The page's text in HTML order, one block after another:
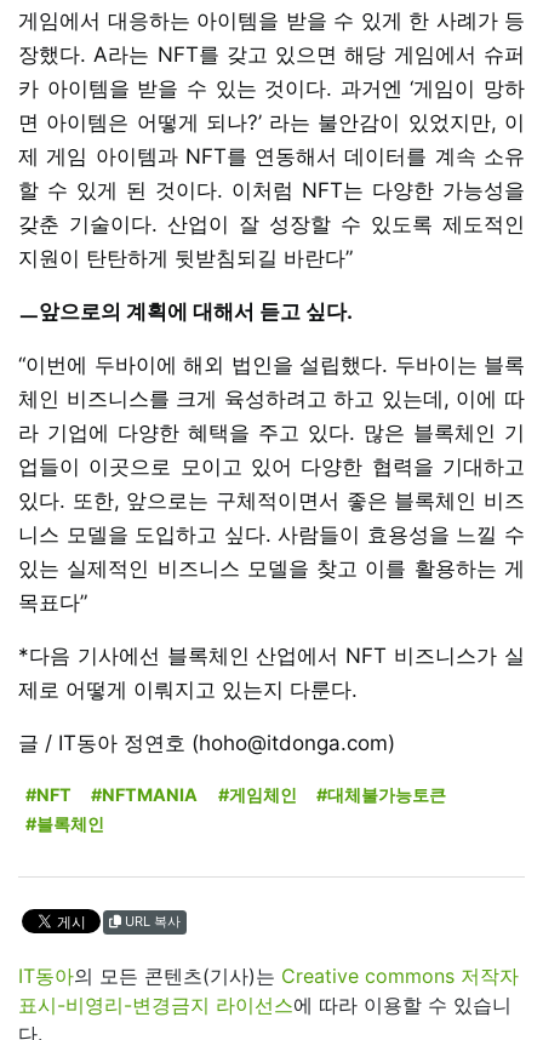
게임에서 대응하는 아이템을 받을 수 있게 한 사례가 등
장했다. A라는 NFT를 갖고 있으면 해당 게임에서 슈퍼
카 아이템을 받을 수 있는 것이다. 과거엔 ‘게임이 망하
면 아이템은 어떻게 되나?’ 라는 불안감이 있었지만, 이
제 게임 아이템과 NFT를 연동해서 데이터를 계속 소유
할 수 있게 된 것이다. 이처럼 NFT는 다양한 가능성을
갖춘 기술이다. 산업이 잘 성장할 수 있도록 제도적인
지원이 탄탄하게 뒷받침되길 바란다”
ㅡ앞으로의 계획에 대해서 듣고 싶다.
“이번에 두바이에 해외 법인을 설립했다. 두바이는 블록
체인 비즈니스를 크게 육성하려고 하고 있는데, 이에 따
라 기업에 다양한 혜택을 주고 있다. 많은 블록체인 기
업들이 이곳으로 모이고 있어 다양한 협력을 기대하고
있다. 또한, 앞으로는 구체적이면서 좋은 블록체인 비즈
니스 모델을 도입하고 싶다. 사람들이 효용성을 느낄 수
있는 실제적인 비즈니스 모델을 찾고 이를 활용하는 게
목표다”
*다음 기사에선 블록체인 산업에서 NFT 비즈니스가 실
제로 어떻게 이뤄지고 있는지 다룬다.
글 / IT동아 정연호 (hoho@itdonga.com)
#NFT #NFTMANIA #게임체인
#대체불가능토큰
#블록체인
URL 복사
IT동아의 모든 콘텐츠(기사)는 Creative commons 저작자
표시-비영리-변경금지 라이선스에 따라 이용할 수 있습니
다.